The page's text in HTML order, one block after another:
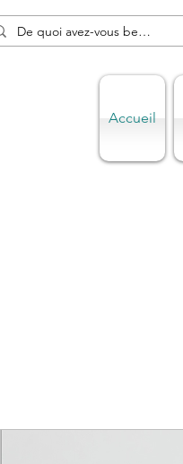
Accueil